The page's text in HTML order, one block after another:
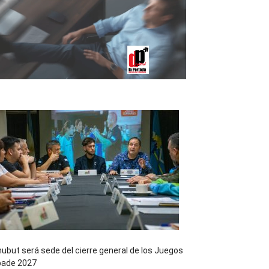
será sede del cierre general de los Juegos
2027